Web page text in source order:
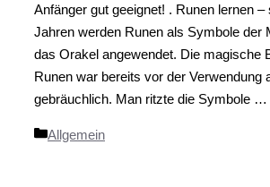
Anfänger gut geeignet! . Runen lernen –
Jahren werden Runen als Symbole der
das Orakel angewendet. Die magische
Runen war bereits vor der Verwendung
gebräuchlich. Man ritzte die Symbole …
Kategorien
Allgemein